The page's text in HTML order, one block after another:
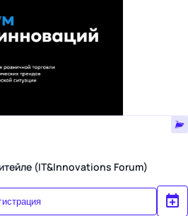
(IT&Innovations Forum)